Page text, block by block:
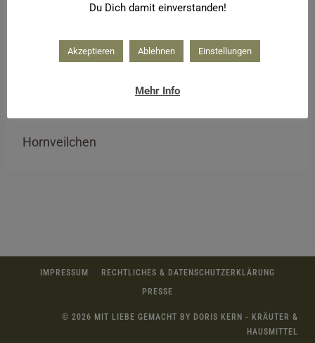
Hornveilchen
IMPRESSUM
RECHTLICHES & DATENSCHUTZERKLÄRUNG
PRESSE
© 2026 MIT LIEBE GEMACHT BY DORIS KERN - KRÄUTER &
HAUSMITTEL
Du Dich damit einverstanden!
Akzeptieren Ablehnen Einstellungen
Mehr Info